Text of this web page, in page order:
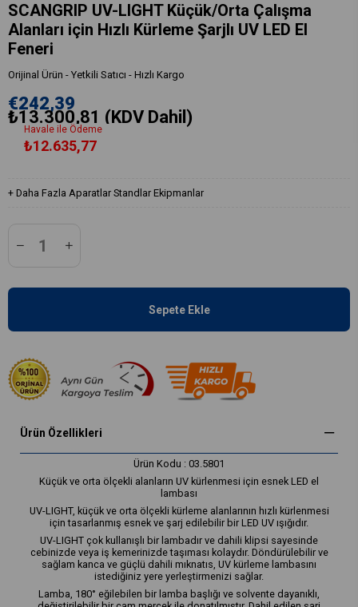
SCANGRIP UV-LIGHT Küçük/Orta Çalışma
Alanları için Hızlı Kürleme Şarjlı UV LED El
Feneri
Orijinal Ürün - Yetkili Satıcı - Hızlı Kargo
€242,39
₺13.300,81 (KDV Dahil)
Havale ile Ödeme
₺12.635,77
+ Daha Fazla Aparatlar Standlar Ekipmanlar
Ürün Özellikleri
Ürün Kodu : 03.5801
Küçük ve orta ölçekli alanların UV kürlenmesi için esnek LED el
lambası
UV-LIGHT, küçük ve orta ölçekli kürleme alanlarının hızlı kürlenmesi
için tasarlanmış esnek ve şarj edilebilir bir LED UV ışığıdır.
UV-LIGHT çok kullanışlı bir lambadır ve dahili klipsi sayesinde
cebinizde veya iş kemerinizde taşıması kolaydır. Döndürülebilir ve
sağlam kanca ve güçlü dahili mıknatıs, UV kürleme lambasını
istediğiniz yere yerleştirmenizi sağlar.
Lamba, 180° eğilebilen bir lamba başlığı ve solvente dayanıklı,